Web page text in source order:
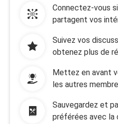
Connectez-vous
partagent vos
Suivez vos
obtenez plus de
Mettez en avant
les autres
Sauvegardez et
préférées avec la